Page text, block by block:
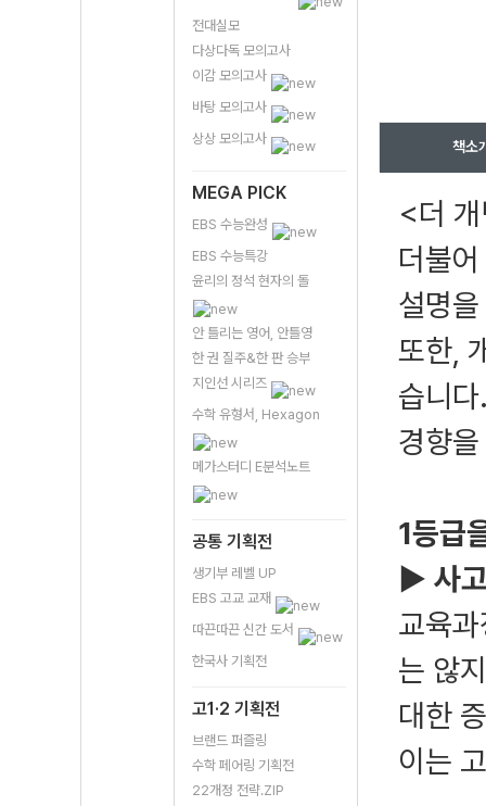
전대실모
다상다독 모의고사
이감 모의고사
바탕 모의고사
상상 모의고사
MEGA PICK
EBS 수능완성
EBS 수능특강
윤리의 정석 현자의 돌
안 틀리는 영어, 안틀영
한 권 질주&한 판 승부
지인선 시리즈
수학 유형서, Hexagon
메가스터디 E분석노트
공통 기획전
생기부 레벨 UP
EBS 고교 교재
따끈따끈 신간 도서
한국사 기획전
고1·2 기획전
브랜드 퍼즐링
수학 페어링 기획전
22개정 전략.ZIP
책소
<더
더불
설명
또한,
습니
경향
1등급
▶ 사
교육
는 않
대한
이는